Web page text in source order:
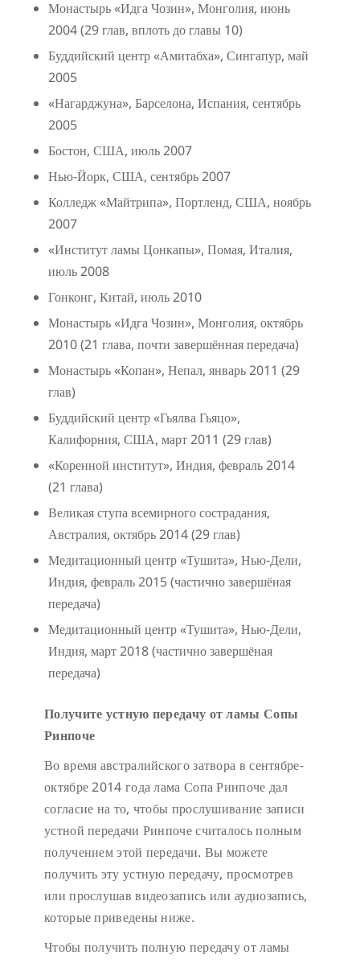
Монастырь «Идга Чозин», Монголия, июнь
2004 (29 глав, вплоть до главы 10)
Буддийский центр «Амитабха», Сингапур, май
2005
«Нагарджуна», Барселона, Испания, сентябрь
2005
Бостон, США, июль 2007
Нью-Йорк, США, сентябрь 2007
Колледж «Майтрипа», Портленд, США, ноябрь
2007
«Институт ламы Цонкапы», Помая, Италия,
июль 2008
Гонконг, Китай, июль 2010
Монастырь «Идга Чозин», Монголия, октябрь
2010 (21 глава, почти завершённая передача)
Монастырь «Копан», Непал, январь 2011 (29
глав)
Буддийский центр «Гьялва Гьяцо»,
Калифорния, США, март 2011 (29 глав)
«Коренной институт», Индия, февраль 2014
(21 глава)
Великая ступа всемирного сострадания,
Австралия, октябрь 2014 (29 глав)
Медитационный центр «Тушита», Нью-Дели,
Индия, февраль 2015 (частично завершёная
передача)
Медитационный центр «Тушита», Нью-Дели,
Индия, март 2018 (частично завершёная
передача)
Получите устную передачу от ламы Сопы
Ринпоче
Во время австралийского затвора в сентябре-
октябре 2014 года лама Сопа Ринпоче дал
согласие на то, чтобы прослушивание записи
устной передачи Ринпоче считалось полным
получением этой передачи. Вы можете
получить эту устную передачу, просмотрев
или прослушав видеозапись или аудиозапись,
которые приведены ниже.
Чтобы получить полную передачу от ламы